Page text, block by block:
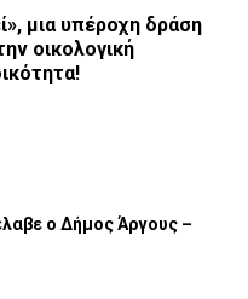
μια υπέροχη δράση
οικολογική
o Δήμος Άργους –